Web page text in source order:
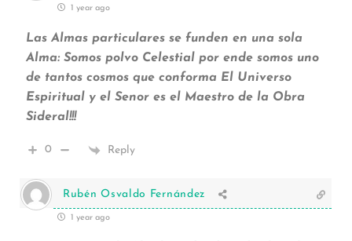
1 year ago
Las Almas particulares se funden en una sola
Alma: Somos polvo Celestial por ende somos uno
de tantos cosmos que conforma El Universo
Espiritual y el Senor es el Maestro de la Obra
Sideral!!!
0 Reply
Rubén Osvaldo Fernández
1 year ago